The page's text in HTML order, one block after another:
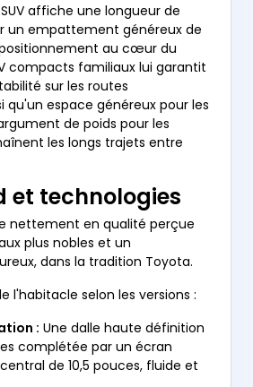
affiche une longueur de
un empattement généreux de
au cœur du
compacts familiaux lui garantit
sur les routes
qu'un espace généreux pour les
de poids pour les
les longs trajets entre
et technologies
nettement en qualité perçue
plus nobles et un
dans la tradition Toyota.
l'habitacle selon les versions :
: Une dalle haute définition
complétée par un écran
de 10,5 pouces, fluide et